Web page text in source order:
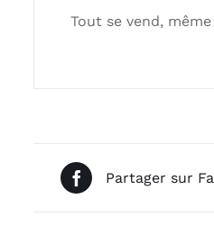
Tout se vend,
Partager sur